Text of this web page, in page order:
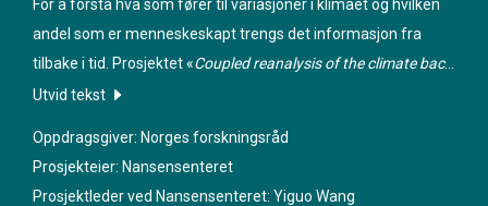
For å forstå hva som fører til variasjoner i klimaet og hvilken
andel som er menneskeskapt trengs det informasjon fra
tilbake i tid. Prosjektet «Coupled reanalysis of the climate back
to 1850» skal skape et tilbakeblikk på klimaet (en reanalyse)
havet.
Utvid tekst
Oppdragsgiver: Norges forskningsråd
Prosjekteier: Nansensenteret
Prosjektleder ved Nansensenteret: Yiguo Wang